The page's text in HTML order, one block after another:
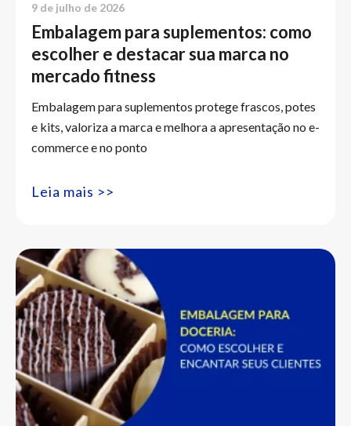
Embalagem para suplementos: como
escolher e destacar sua marca no
mercado fitness
9 de julho de 2026
Embalagem para suplementos protege frascos, potes
e kits, valoriza a marca e melhora a apresentação no e-
commerce e no ponto
Leia mais >>